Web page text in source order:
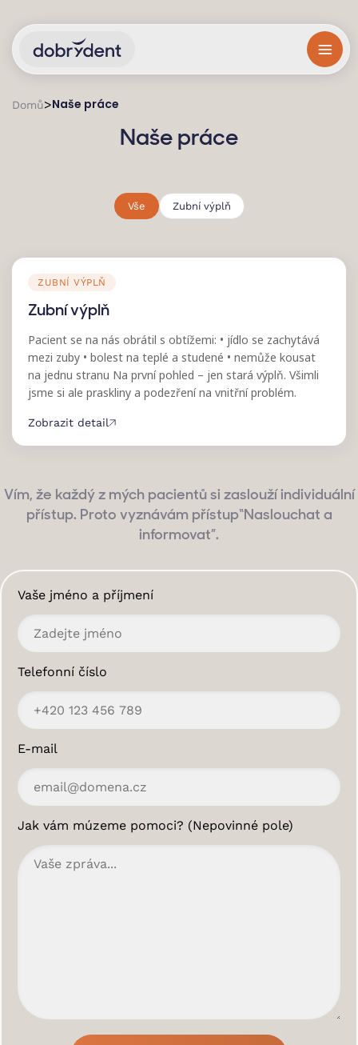
Domů>Naše práce
Naše práce
Vše Zubní výplň
ZUBNÍ VÝPLŇ
Zubní výplň
Pacient se na nás obrátil s obtížemi: • jídlo se zachytává
mezi zuby • bolest na teplé a studené • nemůže kousat
na jednu stranu Na první pohled – jen stará výplň. Všimli
jsme si ale praskliny a podezření na vnitřní problém.
Zobrazit detail
Vím, že každý z mých pacientů si zaslouží individuální
přístup. Proto vyznávám přístup“Naslouchat a
informovat”.
Vaše jméno a příjmení
Telefonní číslo
E-mail
Jak vám múzeme pomoci? (Nepovinné pole)